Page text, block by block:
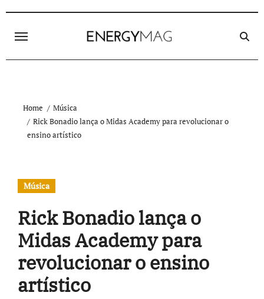
content
Home
Música
Rick Bonadio lança o Midas Academy para revolucionar o
ensino artístico
Música
Rick Bonadio lança o
Midas Academy para
revolucionar o ensino
artístico